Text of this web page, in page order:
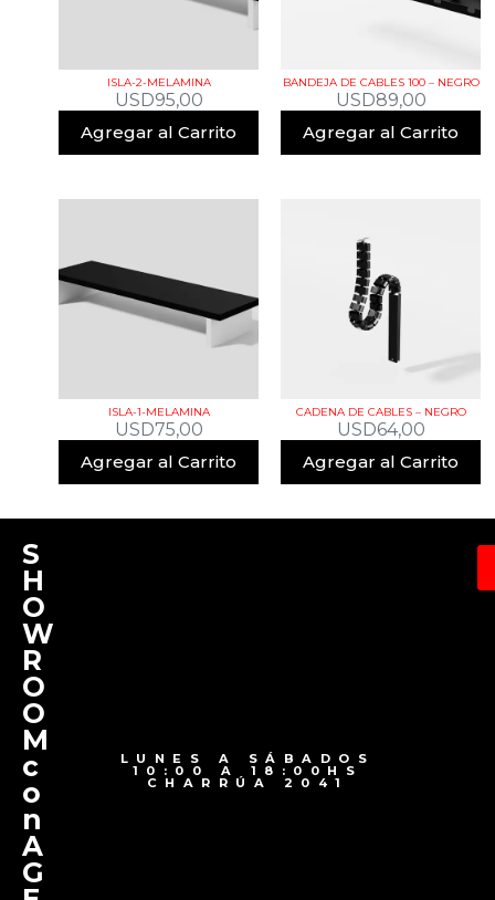
ISLA-2-MELAMINA
USD95,00
Agregar al Carrito
BANDEJA DE CABLES 100 – NEGRO
USD89,00
Agregar al Carrito
ISLA-1-MELAMINA
USD75,00
Agregar al Carrito
CADENA DE CABLES – NEGRO
USD64,00
Agregar al Carrito
S
H
O
W
R
O
O
M
c
o
n
A
G
LUNES A SÁBADOS
10:00 A 18:00HS
CHARRÚA 2041